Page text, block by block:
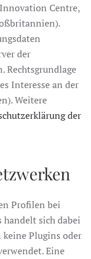
Centre,
der
Rechtsgrundlage
Interesse an der
Weitere
der
Profilen bei
handelt sich dabei
Plugins oder
Eine